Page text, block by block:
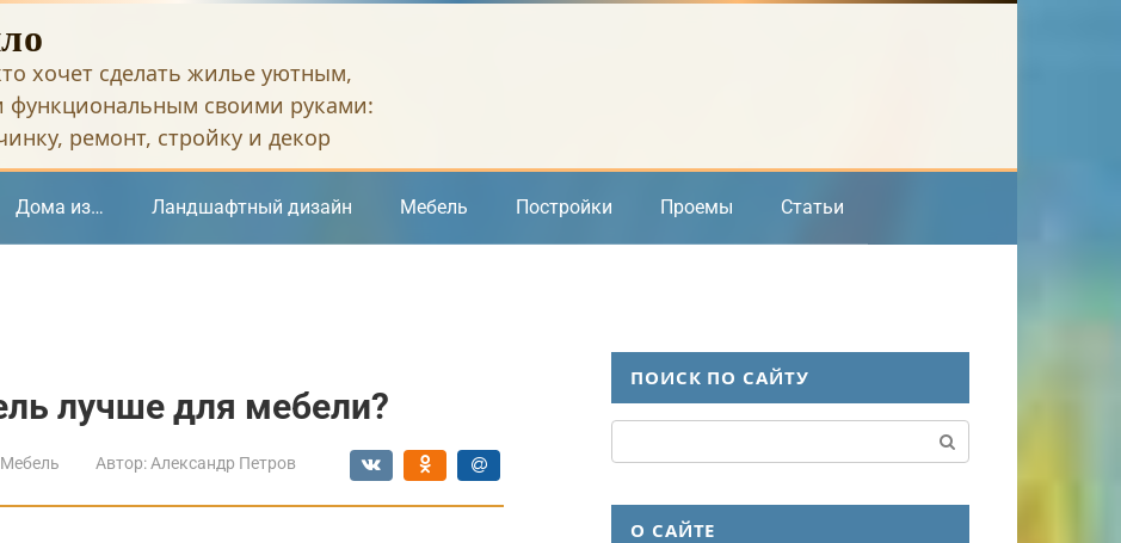
хочет сделать жилье уютным,
своими руками:
ремонт, стройку и декор
Дома из… Ландшафтный дизайн Мебель Постройки Проемы Статьи
лучше для мебели?
Мебель Автор: Александр Петров
ПОИСК ПО САЙТУ
О САЙТЕ